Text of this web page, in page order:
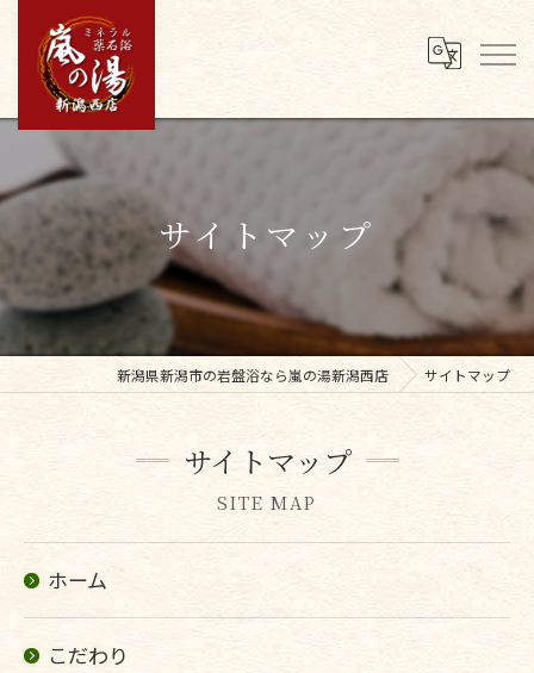
サイトマップ
新潟県新潟市の岩盤浴なら嵐の湯新潟西店 サイトマップ
SITE MAP
サイトマップ
ホーム
こだわり